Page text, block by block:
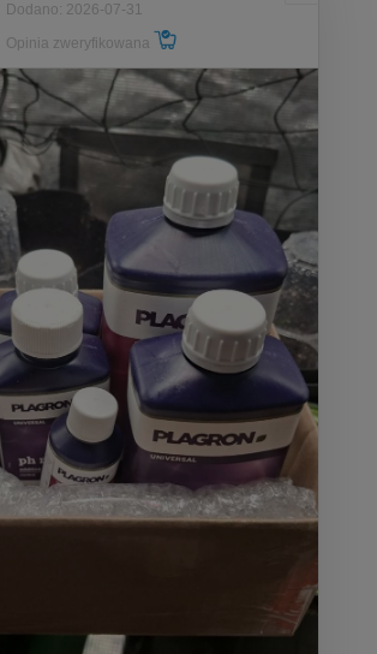
Dodano: 2026-07-31
Opinia zweryfikowana